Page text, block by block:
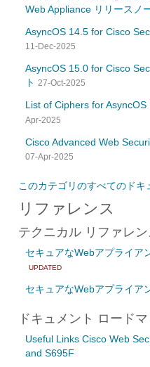
Web Appliance リリースノ
AsyncOS 14.5 for Cisco
11-Dec-2025
AsyncOS 15.0 for Cisco
ト 27-Oct-2025
List of Ciphers for
Apr-2025
Cisco Advanced Web
07-Apr-2025
このカテゴリのすべてのドキ
リファレンス
テクニカル リファレン
セキュアなWebアプライア
UPDATED
セキュアなWebアプライア
ドキュメント ロード
Useful Links Cisco Web
and S695F